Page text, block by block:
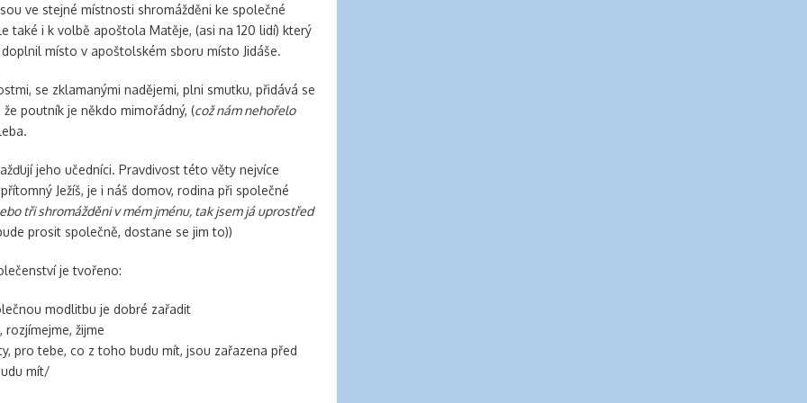
ve stejné místnosti shromážděni ke společné
také i k volbě apoštola Matěje, (asi na 120 lidí) který
místo v apoštolském sboru místo Jidáše.
se zklamanými nadějemi, plni smutku, přidává se
že poutník je někdo mimořádný, (což nám nehořelo
jeho učedníci. Pravdivost této věty nejvíce
Ježíš, je i náš domov, rodina při společné
tři shromážděni v mém jménu, tak jsem já uprostřed
prosit společně, dostane se jim to))
je tvořeno:
modlitbu je dobré zařadit
žijme
pro tebe, co z toho budu mít, jsou zařazena před
mít/